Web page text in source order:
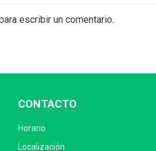
escribir un comentario.
CONTACTO
Horario
Localización